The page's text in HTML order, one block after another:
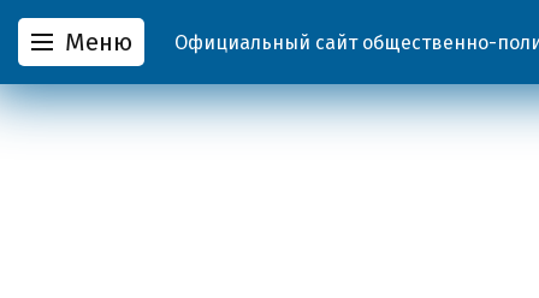
Меню Официальный сайт общественно-